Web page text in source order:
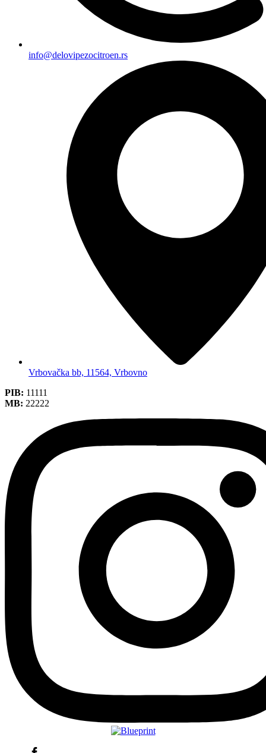
info@delovipezocitroen.rs
Vrbovačka bb, 11564, Vrbovno
PIB: 11111
MB: 22222